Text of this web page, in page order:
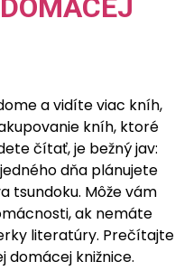
a vidíte viac kníh,
kníh, ktoré
čítať, je bežný jav:
dňa plánujete
tsundoku. Môže vám
ak nemáte
literatúry. Prečítajte
domácej knižnice.